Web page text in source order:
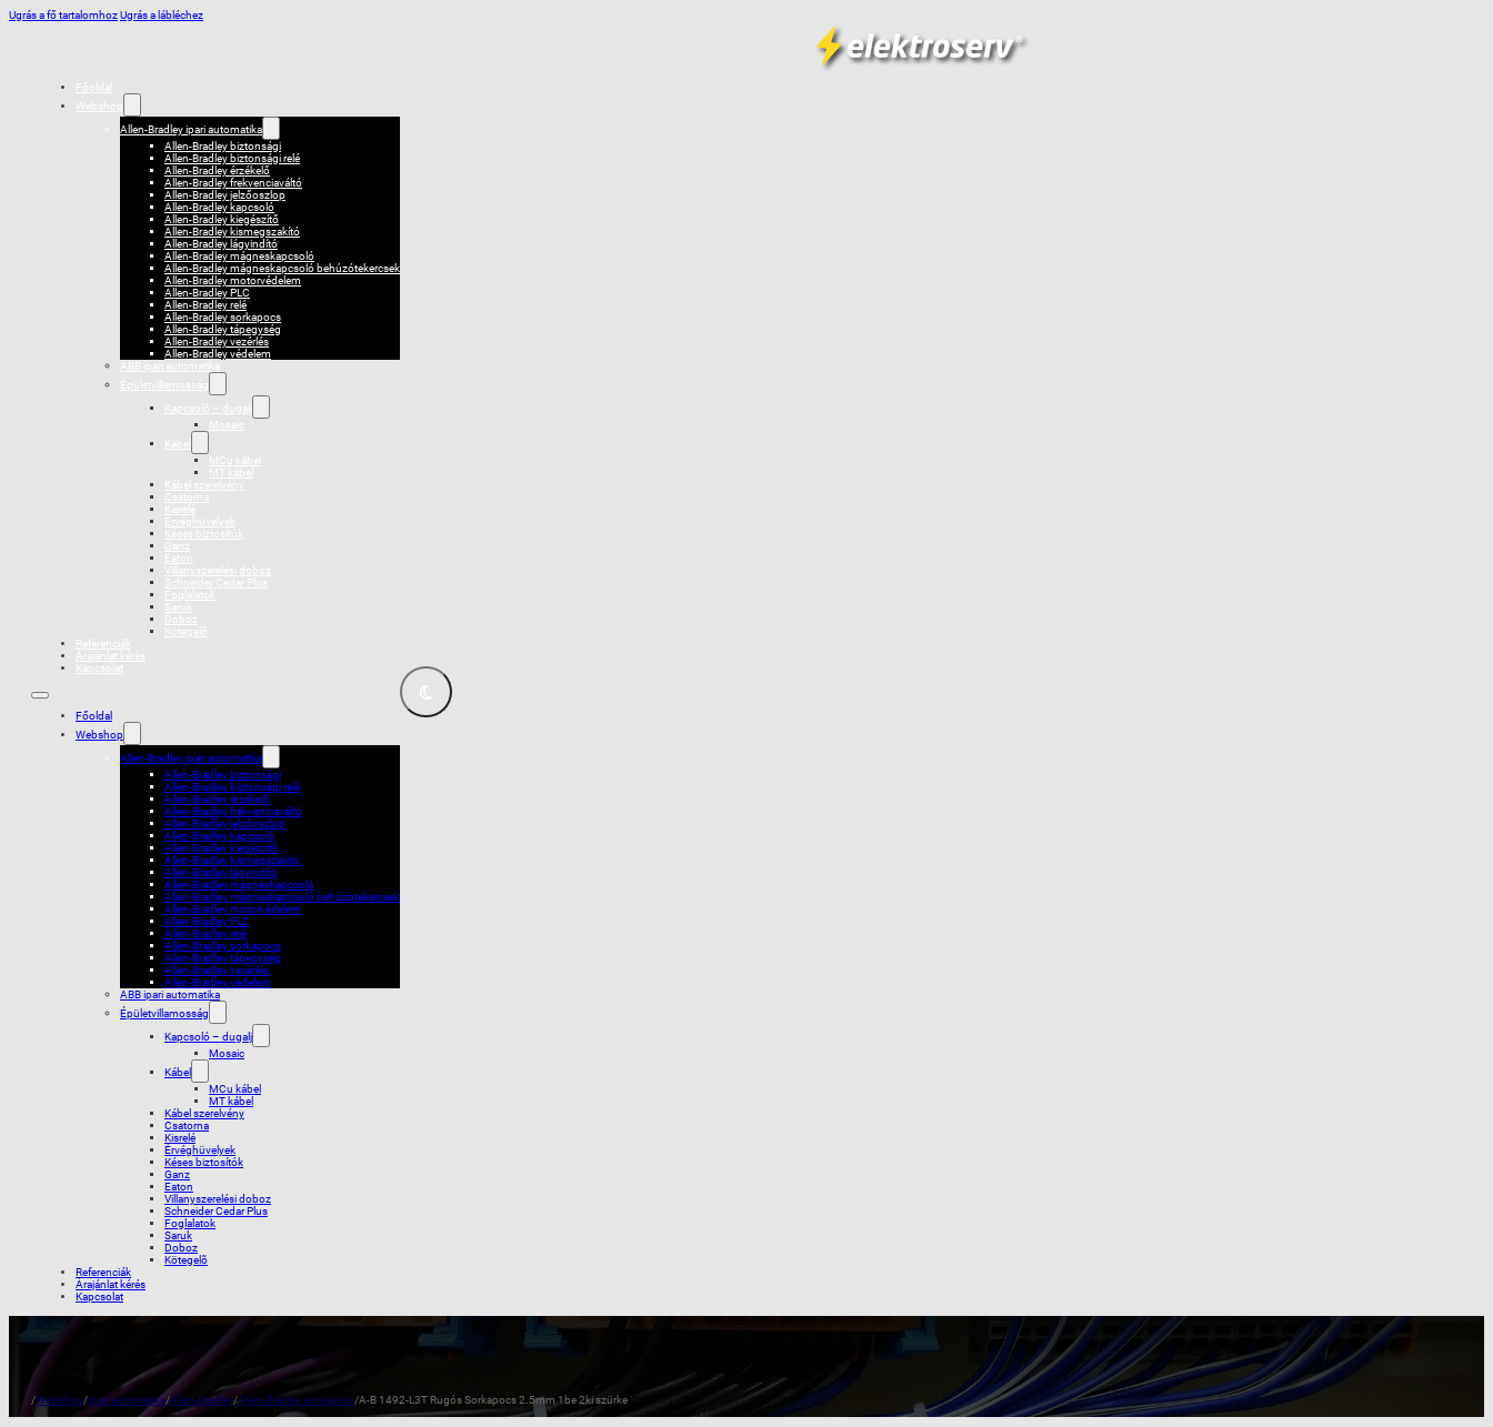
Ugrás a fő tartalomhozUgrás a lábléchez
Főoldal
Webshop
Allen-Bradley ipari automatika
Allen-Bradley biztonsági
Allen-Bradley biztonsági relé
Allen-Bradley érzékelő
Allen-Bradley frekvenciaváltó
Allen-Bradley jelzőoszlop
Allen-Bradley kapcsoló
Allen-Bradley kiegészítő
Allen-Bradley kismegszakító
Allen-Bradley lágyindító
Allen-Bradley mágneskapcsoló
Allen-Bradley mágneskapcsoló behúzótekercsek
Allen-Bradley motorvédelem
Allen-Bradley PLC
Allen-Bradley relé
Allen-Bradley sorkapocs
Allen-Bradley tápegység
Allen-Bradley vezérlés
Allen-Bradley védelem
ABB ipari automatika
Épületvillamosság
Kapcsoló – dugalj
Mosaic
Kábel
MCu kábel
MT kábel
Kábel szerelvény
Csatorna
Kisrelé
Érvéghüvelyek
Késes biztosítók
Ganz
Eaton
Villanyszerelési doboz
Schneider Cedar Plus
Foglalatok
Saruk
Doboz
Kötegelõ
Referenciák
Árajánlat kérés
Kapcsolat
Főoldal
Webshop
Allen-Bradley ipari automatika
Allen-Bradley biztonsági
Allen-Bradley biztonsági relé
Allen-Bradley érzékelő
Allen-Bradley frekvenciaváltó
Allen-Bradley jelzőoszlop
Allen-Bradley kapcsoló
Allen-Bradley kiegészítő
Allen-Bradley kismegszakító
Allen-Bradley lágyindító
Allen-Bradley mágneskapcsoló
Allen-Bradley mágneskapcsoló behúzótekercsek
Allen-Bradley motorvédelem
Allen-Bradley PLC
Allen-Bradley relé
Allen-Bradley sorkapocs
Allen-Bradley tápegység
Allen-Bradley vezérlés
Allen-Bradley védelem
ABB ipari automatika
Épületvillamosság
Kapcsoló – dugalj
Mosaic
Kábel
MCu kábel
MT kábel
Kábel szerelvény
Csatorna
Kisrelé
Érvéghüvelyek
Késes biztosítók
Ganz
Eaton
Villanyszerelési doboz
Schneider Cedar Plus
Foglalatok
Saruk
Doboz
Kötegelõ
Referenciák
Árajánlat kérés
Kapcsolat
/Webshop/Ipari automatika/Allen-Bradley/Allen-Bradley sorkapocs/A-B 1492-L3T Rugós Sorkapocs 2.5mm 1be 2ki szürke